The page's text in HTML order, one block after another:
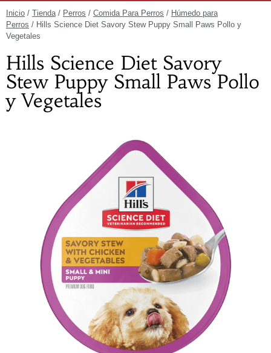
Inicio / Tienda/ Perros / Comida Para Perros / Húmedo para
Perros / Hills Science Diet Savory Stew Puppy Small Paws Pollo y
Vegetales
Hills Science Diet Savory
Stew Puppy Small Paws Pollo
y Vegetales